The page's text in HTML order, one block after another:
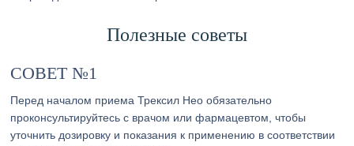
Полезные советы
СОВЕТ №1
Перед началом приема Трексил Нео обязательно
проконсультируйтесь с врачом или фармацевтом, чтобы
уточнить дозировку и показания к применению в соответствии